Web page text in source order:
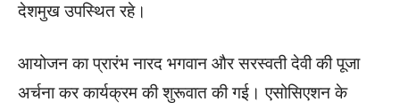
देशमुख उपस्थित रहे।
आयोजन का प्रारंभ नारद भगवान और सरस्वती देवी की पूजा
अर्चना कर कार्यक्रम की शुरूवात की गई। एसोसिएशन के